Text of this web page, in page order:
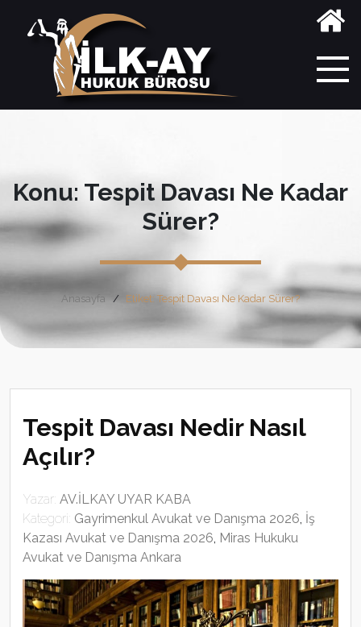
Konu: Tespit Davası Ne Kadar
Sürer?
Anasayfa Etiket: Tespit Davası Ne Kadar Sürer?
Tespit Davası Nedir Nasıl
Açılır?
Yazar: AV.İLKAY UYAR KABA
Kategori: Gayrimenkul Avukat ve Danışma 2026, İş
Kazası Avukat ve Danışma 2026, Miras Hukuku
Avukat ve Danışma Ankara